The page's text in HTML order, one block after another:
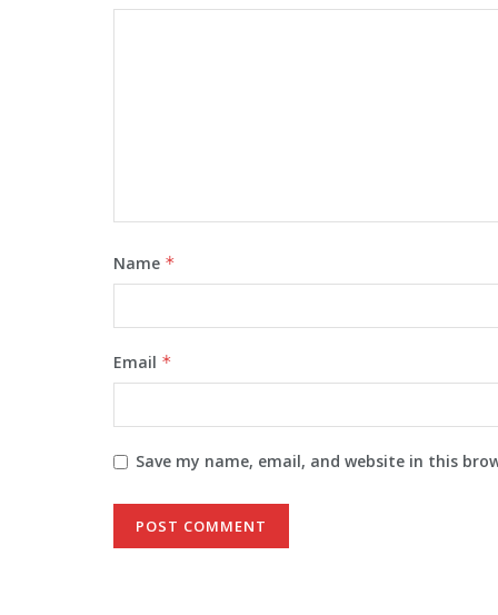
Name *
Email *
Save my name, email, and website in this